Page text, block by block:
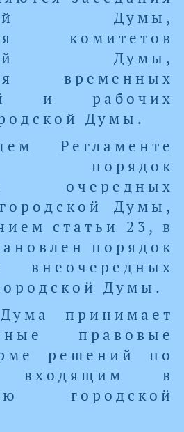
Думы,
комитетов
Думы,
временных
и рабочих
Думы.
Регламенте
порядок
очередных
Думы,
статьи 23, в
порядок
внеочередных
Думы.
принимает
правовые
решений по
входящим в
городской